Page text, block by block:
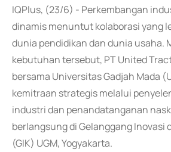
IQPlus, (23/6) - Perkembangan
dinamis menuntut kolaborasi yang
dunia pendidikan dan dunia usaha.
kebutuhan tersebut, PT United
bersama Universitas Gadjah Mada
kemitraan strategis melalui
industri dan penandatanganan
berlangsung di Gelanggang Inovasi
(GIK) UGM, Yogyakarta.